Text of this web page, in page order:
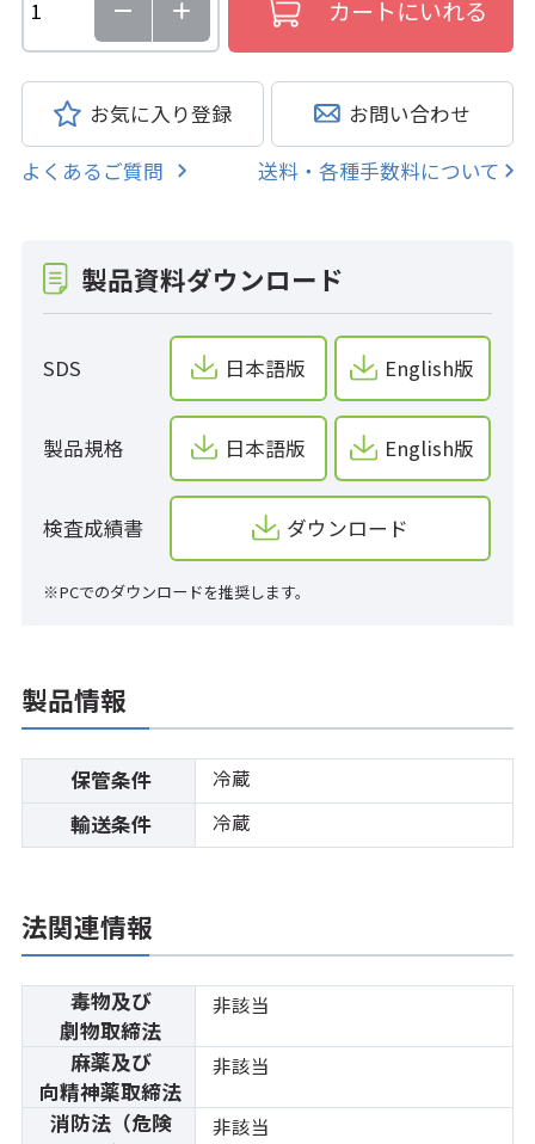
お気に入り登録 お問い合わせ
よくあるご質問 送料・各種手数料について
製品資料ダウンロード
SDS 日本語版 English版
製品規格 日本語版 English版
検査成績書 ダウンロード
※PCでのダウンロードを推奨します。
製品情報
保管条件 冷蔵
輸送条件 冷蔵
法関連情報
毒物及び
劇物取締法
非該当
麻薬及び
向精神薬取締法
非該当
消防法（危険
非該当